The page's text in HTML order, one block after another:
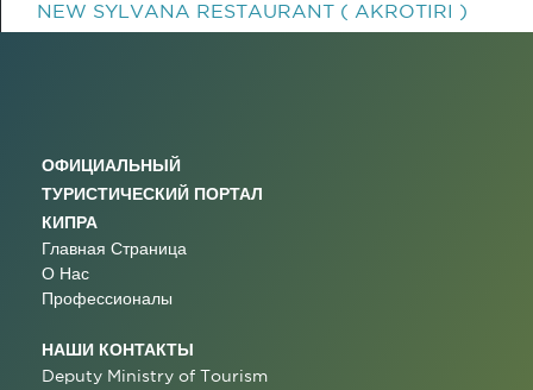
NEW SYLVANA RESTAURANT ( AKROTIRI )
ОФИЦИАЛЬНЫЙ
ТУРИСТИЧЕСКИЙ ПОРТАЛ
КИПРА
Главная Страница
О Нас
Профессионалы
НАШИ КОНТАКТЫ
Deputy Ministry of Tourism